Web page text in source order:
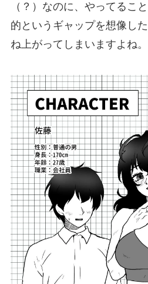
（？）なのに、やってるこ
的というギャップを想像し
ね上がってしまいますよね。